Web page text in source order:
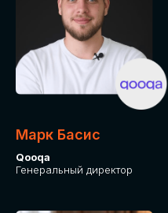
Марк Басис
Qooqa
Генеральный директор